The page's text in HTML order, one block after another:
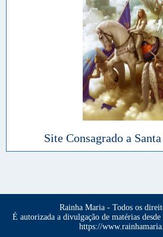
Site Consagrado a
Rainha Maria - Todos os
É autorizada a divulgação de matérias
https://